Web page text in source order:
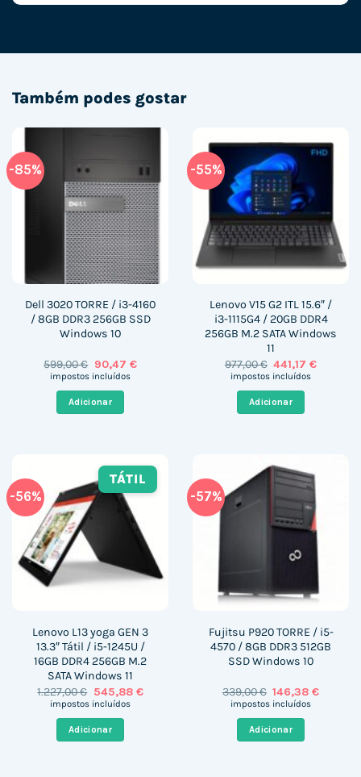
Também podes gostar
-85%
Dell 3020 TORRE / i3-4160
/ 8GB DDR3 256GB SSD
Windows 10
599,00€ O
preço
era:
599,00 €.
90,47 €O
impostos incluídos
Adicionar
-55%
Lenovo V15 G2 ITL 15.6″ /
i3-1115G4 / 20GB DDR4
256GB M.2 SATA Windows
11
977,00€ O
preço
era:
977,00 €.
441,17€O
impostos incluídos
Adicionar
-56%
TÁTIL
Lenovo L13 yoga GEN 3
13.3″ Tátil / i5-1245U /
16GB DDR4 256GB M.2
SATA Windows 11
1.227,00€ O
preço
era:
1.227,00 €.
545,88 €O
impostos incluídos
Adicionar
-57%
Fujitsu P920 TORRE / i5-
4570 / 8GB DDR3 512GB
SSD Windows 10
339,00€ O
preço
era:
339,00 €.
146,38€O
impostos incluídos
Adicionar